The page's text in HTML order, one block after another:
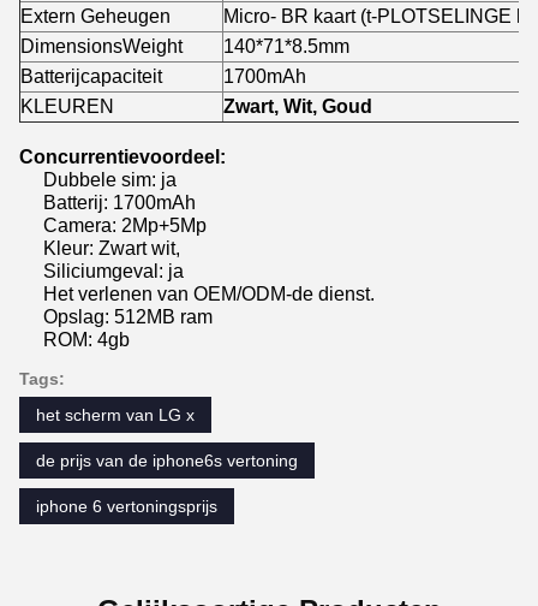
Extern Geheugen
Micro- BR kaart (t-PLOTSELINGE
DimensionsWeight
140*71*8.5mm
Batterijcapaciteit
1700mAh
KLEUREN
Zwart, Wit, Goud
Concurrentievoordeel:
Dubbele sim: ja
Batterij: 1700mAh
Camera: 2Mp+5Mp
Kleur: Zwart wit,
Siliciumgeval: ja
Het verlenen van OEM/ODM-de dienst.
Opslag: 512MB ram
ROM: 4gb
Tags:
het scherm van LG x
de prijs van de iphone6s vertoning
iphone 6 vertoningsprijs